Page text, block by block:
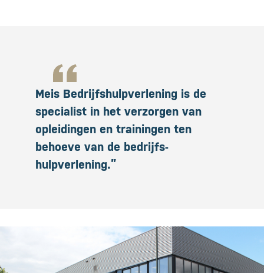
Meis Bedrijfshulpverlening is de
specialist in het verzorgen van
opleidingen en trainingen ten
behoeve van de bedrijfs­
hulpverlening.”